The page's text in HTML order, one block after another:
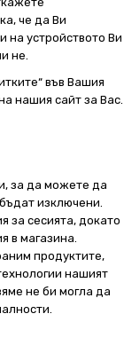
че да Ви
на устройството Ви
не.
във Вашия
нашия сайт за Вас.
за да можете да
изключени.
за сесията, докато
в магазина.
продуктите,
нашият
не би могла да